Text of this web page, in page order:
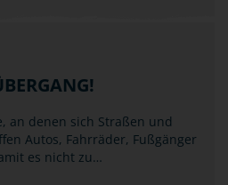
an denen sich Straßen und
Autos, Fahrräder, Fußgänger
es nicht zu…